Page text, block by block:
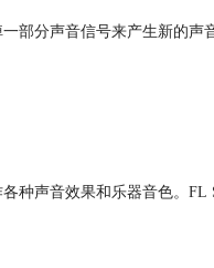
分声音信号来产生新的声
种声音效果和乐器音色。